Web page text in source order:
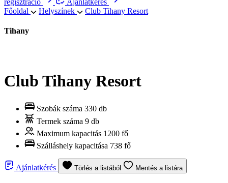
regisztráció
Ajánlatkérés
Főoldal
Helyszínek Club Tihany Resort
Tihany
Club Tihany Resort
Szobák száma 330 db
Termek száma 9 db
Maximum kapacitás 1200 fő
Szálláshely kapacitása 738 fő
Ajánlatkérés Törlés a listából Mentés a listára